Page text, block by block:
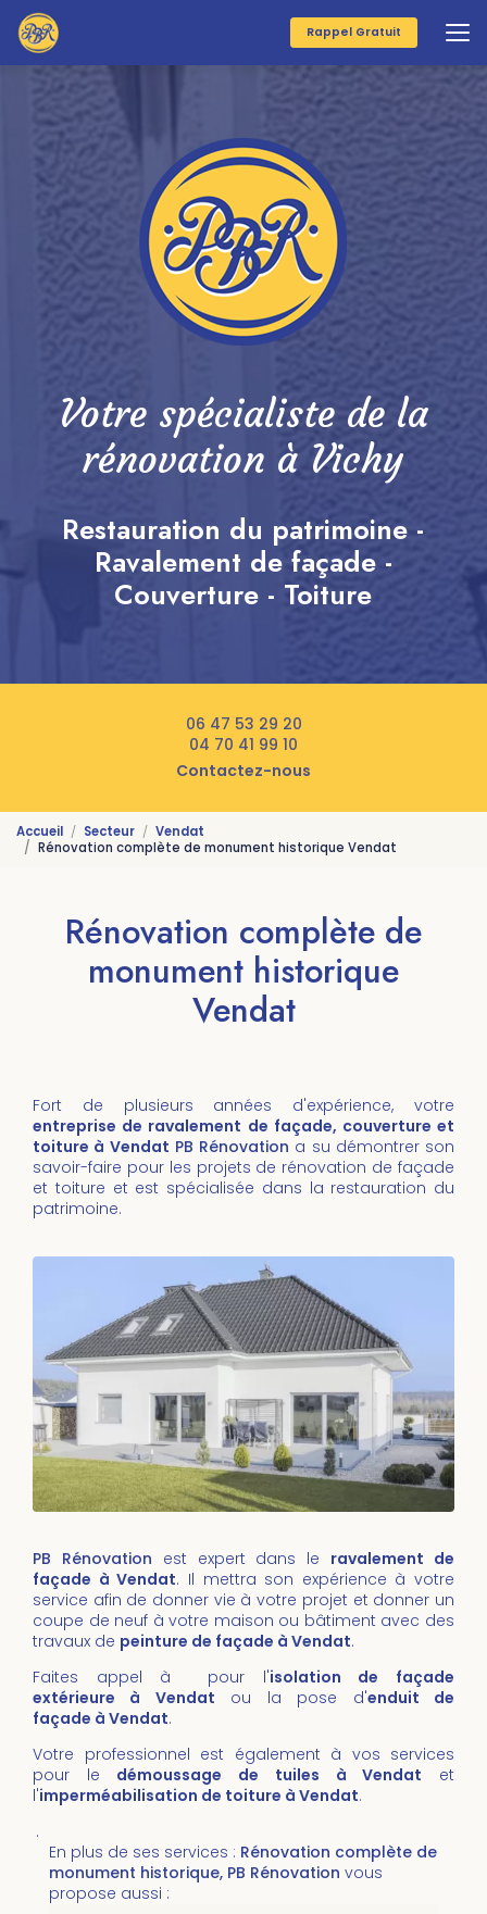
Aller
au
contenu
principal
Rappel Gratuit
Votre spécialiste de la
rénovation à Vichy
Restauration du patrimoine -
Ravalement de façade -
Couverture - Toiture
06 47 53 29 20
04 70 41 99 10
Contactez-nous
Accueil Secteur
Vendat
Rénovation complète de monument historique Vendat
Rénovation complète de
monument historique
Vendat
Fort de plusieurs années d'expérience, votre
entreprise de ravalement de façade, couverture et
toiture à Vendat PB Rénovation a su démontrer son
savoir-faire pour les projets de rénovation de façade
et toiture et est spécialisée dans la restauration du
patrimoine.
PB Rénovation est expert dans le ravalement de
façade à Vendat. Il mettra son expérience à votre
service afin de donner vie à votre projet et donner un
coupe de neuf à votre maison ou bâtiment avec des
travaux de peinture de façade à Vendat.
Faites appel à pour l'isolation de façade
extérieure à Vendat ou la pose d'enduit de
façade à Vendat.
Votre professionnel est également à vos services
pour le démoussage de tuiles à Vendat et
l'imperméabilisation de toiture à Vendat.
.
En plus de ses services : Rénovation complète de
monument historique, PB Rénovation vous
propose aussi :